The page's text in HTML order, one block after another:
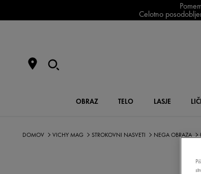
Celotno
OBRAZ TELO LASJE
DOMOV VICHY MAG STROKOVNI NASVETI NEGA OBRAZA